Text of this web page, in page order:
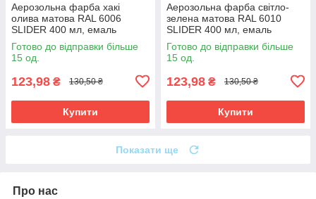
Аерозольна фарба хакі
олива матова RAL 6006
SLIDER 400 мл, емаль
фарба у балончику хакі
Готово до відправки більше
15 од.
123,98 ₴ 130,50 ₴
Купити
Аерозольна фарба світло-
зелена матова RAL 6010
SLIDER 400 мл, емаль
фарба у балончику світло
зелена
Готово до відправки більше
15 од.
123,98 ₴ 130,50 ₴
Купити
Показати ще
Про нас